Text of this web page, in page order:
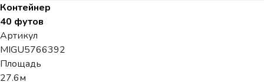
Контейнер
40 футов
Артикул
MIGU5766392
Площадь
27.6м